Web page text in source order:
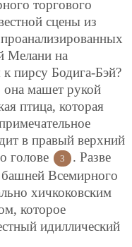
торгового
сцены из
Мелани на
пирсу Бодига-Бэй?
она машет рукой
птица, которая
в правый верхний
голове
3
. Разве
башней Всемирного
хичкоковским
которое
идиллический